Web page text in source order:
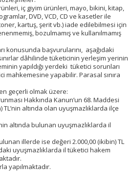
iç giyim ürünleri, mayo, bikini, kitap,
DVD, VCD, CD ve kasetler ile
kartuş, şerit vb.) iade edilebilmesi için
bozulmamış ve kullanılmamış
konusunda başvurularını, aşağıdaki
dâhilinde tüketicinin yerleşim yerinin
yapıldığı yerdeki tüketici sorunları
mahkemesine yapabilir. Parasal sınıra
geçerli olmak üzere:
Hakkında Kanun’un 68. Maddesi
altında olan uyuşmazlıklarda ilçe
altında bulunan uyuşmazlıklarda il
illerde ise değeri 2.000,00 (ikibin) TL
uyuşmazlıklarda il tüketici hakem
yapılmaktadır.